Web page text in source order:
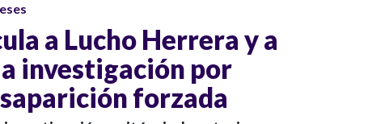
a Lucho Herrera y a
investigación por
forzada